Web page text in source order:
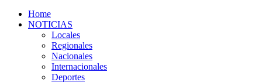
Home
NOTICIAS
Locales
Regionales
Nacionales
Internacionales
Deportes